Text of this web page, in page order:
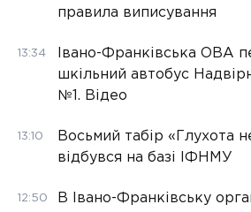
правила виписування
13:34
Івано-Франківська ОВА
шкільний автобус
№1. Відео
13:10
Восьмий табір «Глухота
відбувся на базі ІФНМУ
12:50
В Івано-Франківську